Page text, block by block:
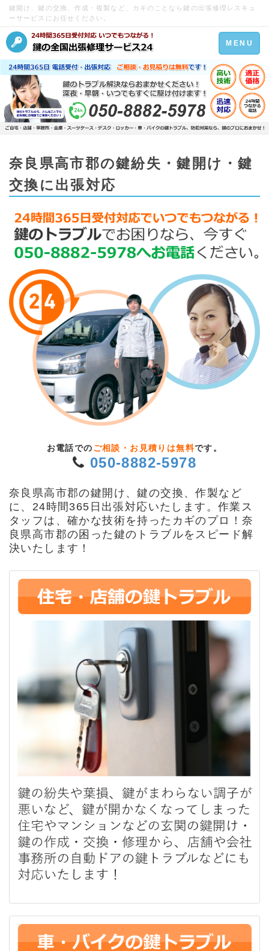
鍵開け、鍵の交換、作成・複製など、カギのことなら鍵の出張修理レスキュ
ーサービスにお任せください。
Toggle
navigation
MENU
奈良県高市郡の鍵紛失・鍵開け・鍵
交換に出張対応
お電話での ご相談・お見積りは無料です。
050-8882-5978
奈良県高市郡の鍵開け、鍵の交換、作製など
に、24時間365日出張対応いたします。作業ス
タッフは、確かな技術を持ったカギのプロ！奈
良県高市郡の困った鍵のトラブルをスピード解
決いたします！